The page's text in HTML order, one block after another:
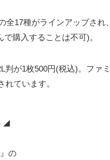
17種がラインアップされ、
購入することは不可)。
が1枚500円(税込)。ファミ
れています。